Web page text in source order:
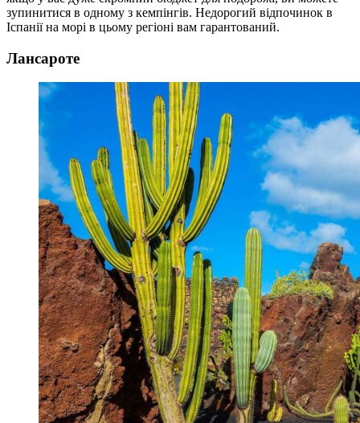
зупинитися в одному з кемпінгів. Недорогий відпочинок в
Іспанії на морі в цьому регіоні вам гарантований.
Лансароте